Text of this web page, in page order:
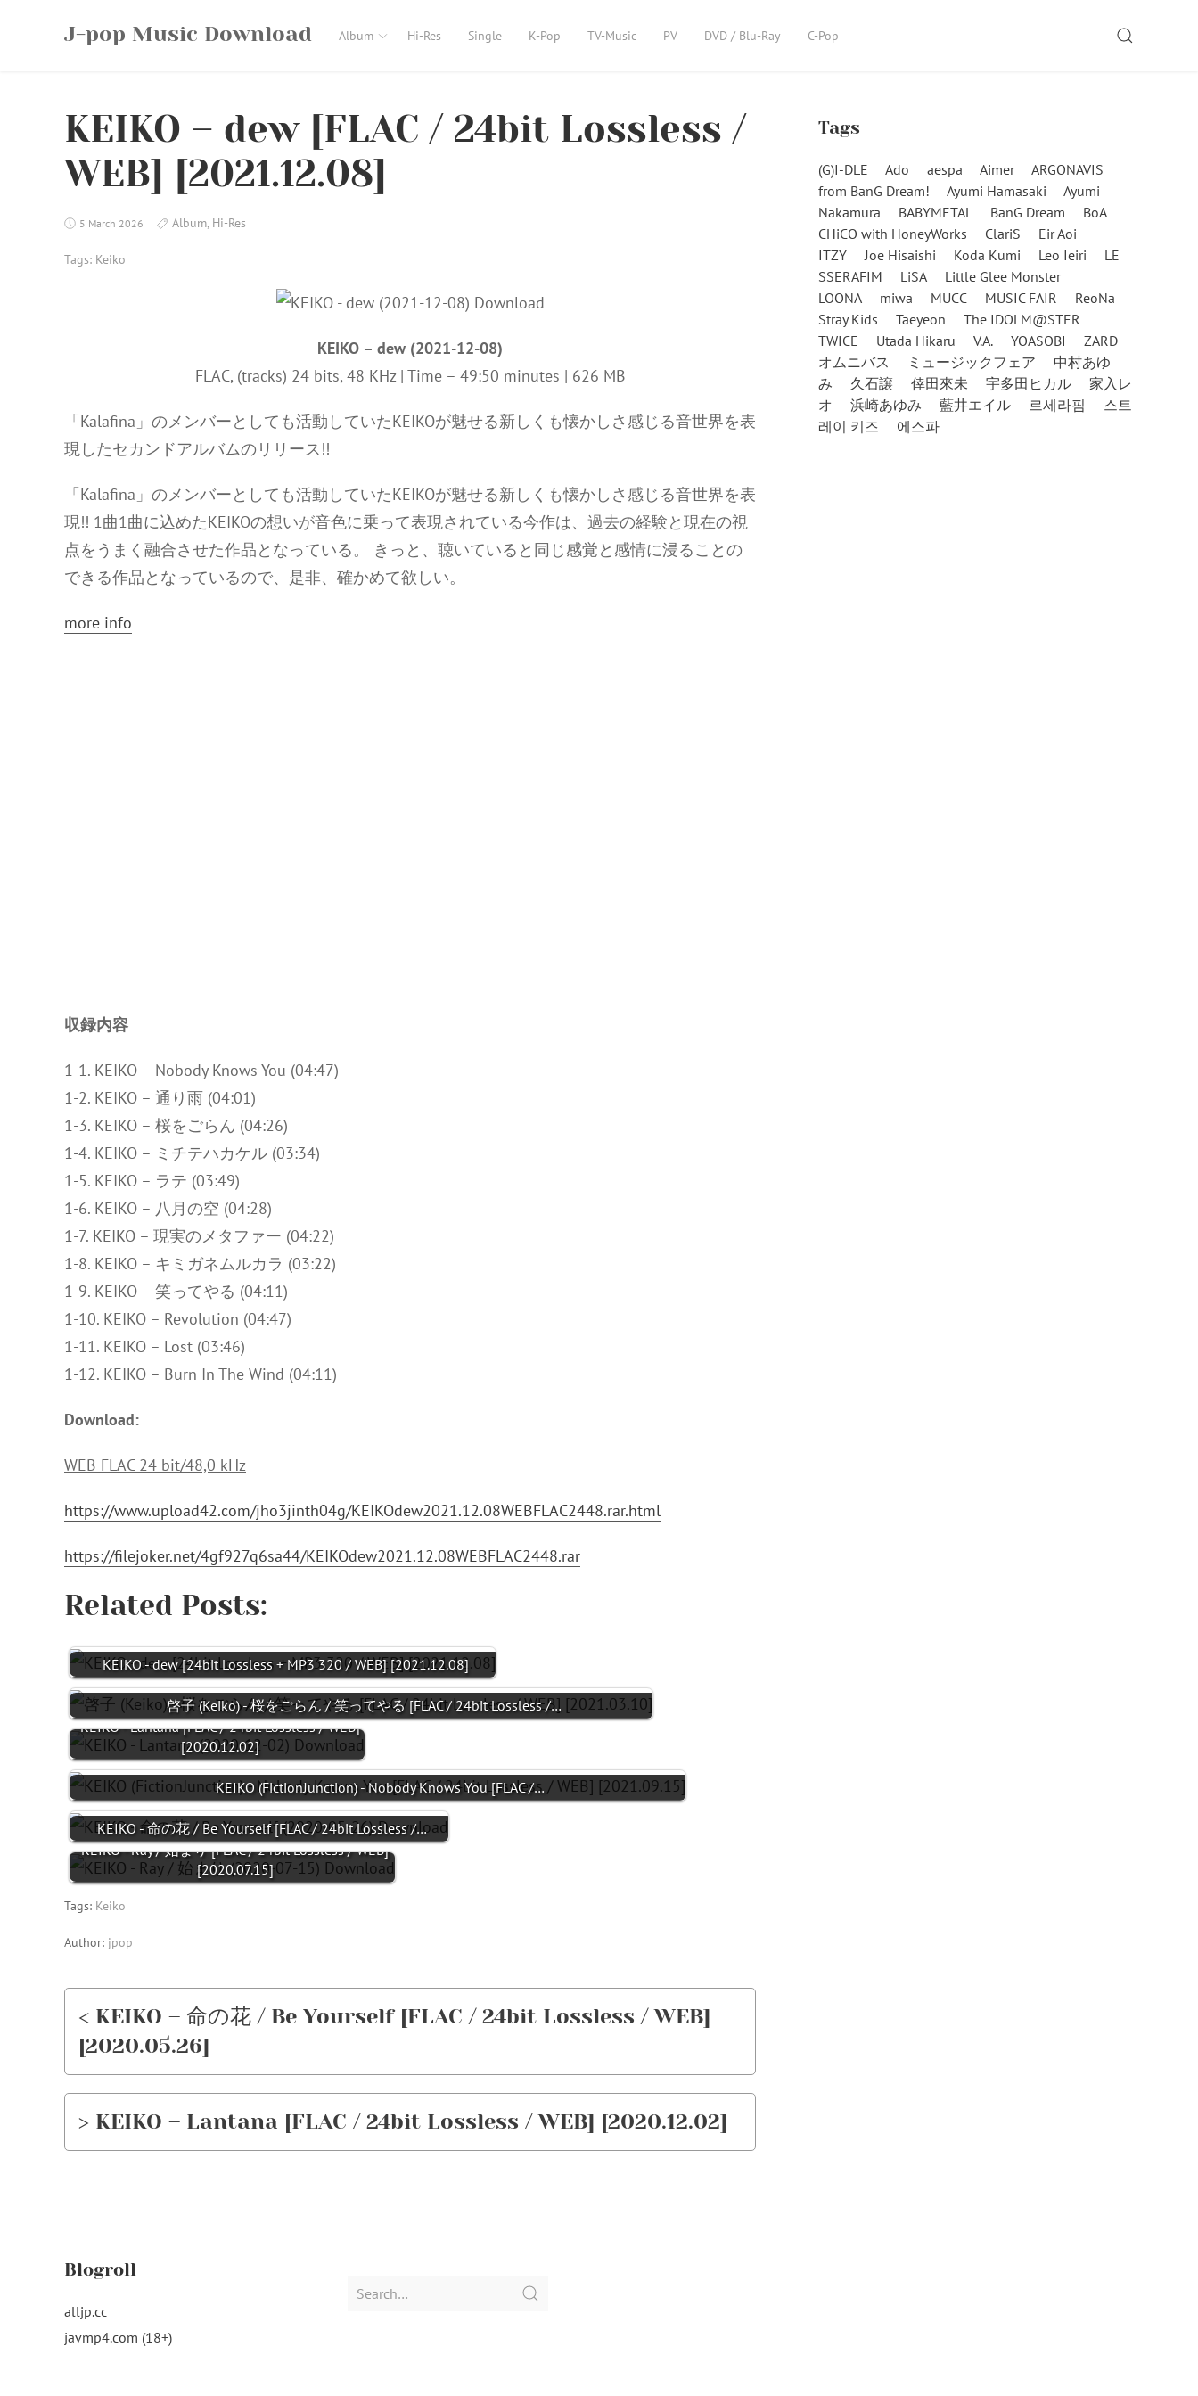
J-pop Music Download Album Hi-Res Single K-Pop TV-Music PV DVD / Blu-Ray C-Pop SEARCH
KEIKO – dew [FLAC / 24bit Lossless /
WEB] [2021.12.08]
5 March 2026 Album, Hi-Res
Tags: Keiko
KEIKO – dew (2021-12-08)
FLAC, (tracks) 24 bits, 48 KHz | Time – 49:50 minutes | 626 MB
「Kalafina」のメンバーとしても活動していたKEIKOが魅せる新しくも懐かしさ感じる音世界を表
現したセカンドアルバムのリリース!!
「Kalafina」のメンバーとしても活動していたKEIKOが魅せる新しくも懐かしさ感じる音世界を表
現!! 1曲1曲に込めたKEIKOの想いが音色に乗って表現されている今作は、過去の経験と現在の視
点をうまく融合させた作品となっている。 きっと、聴いていると同じ感覚と感情に浸ることの
できる作品となっているので、是非、確かめて欲しい。
more info
収録内容
1-1. KEIKO – Nobody Knows You (04:47)
1-2. KEIKO – 通り雨 (04:01)
1-3. KEIKO – 桜をごらん (04:26)
1-4. KEIKO – ミチテハカケル (03:34)
1-5. KEIKO – ラテ (03:49)
1-6. KEIKO – 八月の空 (04:28)
1-7. KEIKO – 現実のメタファー (04:22)
1-8. KEIKO – キミガネムルカラ (03:22)
1-9. KEIKO – 笑ってやる (04:11)
1-10. KEIKO – Revolution (04:47)
1-11. KEIKO – Lost (03:46)
1-12. KEIKO – Burn In The Wind (04:11)
Download:
WEB FLAC 24 bit/48,0 kHz
https://www.upload42.com/jho3jinth04g/KEIKOdew2021.12.08WEBFLAC2448.rar.html
https://filejoker.net/4gf927q6sa44/KEIKOdew2021.12.08WEBFLAC2448.rar
Related Posts:
KEIKO - dew [24bit Lossless + MP3 320 / WEB] [2021.12.08]
啓子 (Keiko) - 桜をごらん / 笑ってやる [FLAC / 24bit Lossless /…
KEIKO - Lantana [FLAC / 24bit Lossless / WEB]
[2020.12.02]
KEIKO (FictionJunction) - Nobody Knows You [FLAC /…
KEIKO - 命の花 / Be Yourself [FLAC / 24bit Lossless /…
KEIKO - Ray / 始まり [FLAC / 24bit Lossless / WEB]
[2020.07.15]
Tags: Keiko
Author: jpop
< KEIKO – 命の花 / Be Yourself [FLAC / 24bit Lossless / WEB]
[2020.05.26]
> KEIKO – Lantana [FLAC / 24bit Lossless / WEB] [2020.12.02]
Tags
(G)I-DLE Ado aespa Aimer
ARGONAVIS
from BanG Dream!
Ayumi Hamasaki
Ayumi
Nakamura
BABYMETAL BanG Dream
BoA
CHiCO with HoneyWorks
ClariS
Eir Aoi
ITZY
Joe Hisaishi Koda Kumi Leo Ieiri
LE
SSERAFIM
LiSA
Little Glee Monster
LOONA
miwa MUCC MUSIC FAIR
ReoNa
Stray Kids
Taeyeon
The IDOLM@STER
TWICE
Utada Hikaru V.A. YOASOBI
ZARD
オムニバス
ミュージックフェア
中村あゆ
み
久石譲 倖田來未 宇多田ヒカル
家入レ
オ
浜崎あゆみ 藍井エイル 르세라핌
스트
레이 키즈
에스파
Blogroll
alljp.cc
javmp4.com (18+)
Search